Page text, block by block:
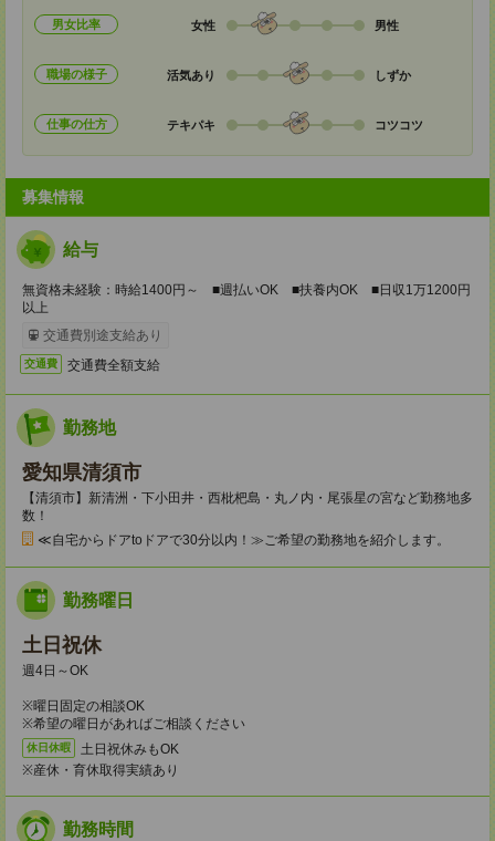
男女比率 女性 男性
職場の様子 活気あり しずか
仕事の仕方 テキパキ コツコツ
募集情報
給与
無資格未経験：時給1400円～ ■週払いOK ■扶養内OK ■日収1万1200円
以上
交通費別途支給あり
交通費 交通費全額支給
勤務地
愛知県清須市
【清須市】新清洲・下小田井・西枇杷島・丸ノ内・尾張星の宮など勤務地多
数！
≪自宅からドアtoドアで30分以内！≫ご希望の勤務地を紹介します。
勤務曜日
土日祝休
週4日～OK
※曜日固定の相談OK
※希望の曜日があればご相談ください
休日休暇
土日祝休みもOK
※産休・育休取得実績あり
勤務時間